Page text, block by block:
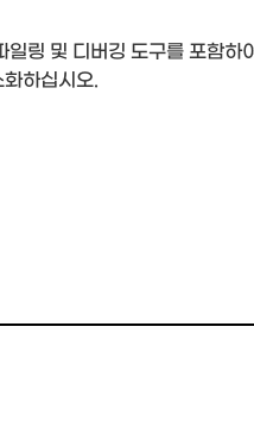
링 및 디버깅 도구를 포함
하십시오.